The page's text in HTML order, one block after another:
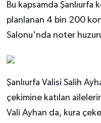
Bu kapsamda Şanlıurfa
planlanan 4 bin 200
Salonu'nda noter
Şanlıurfa Valisi Salih
çekimine katılan
Vali Ayhan da, kura